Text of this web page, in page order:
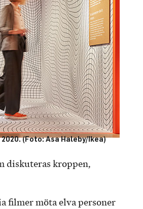
(Foto: Asa Haleby/Ikea)
diskuteras kroppen,
filmer möta elva personer